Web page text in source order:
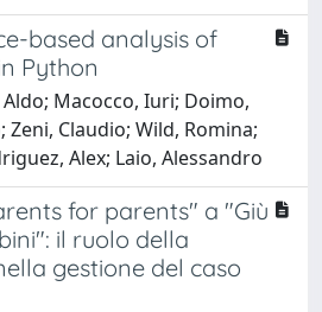
based analysis of
Python
Macocco, Iuri; Doimo,
Claudio; Wild, Romina;
Alex; Laio, Alessandro
for parents" a "Giù
il ruolo della
gestione del caso